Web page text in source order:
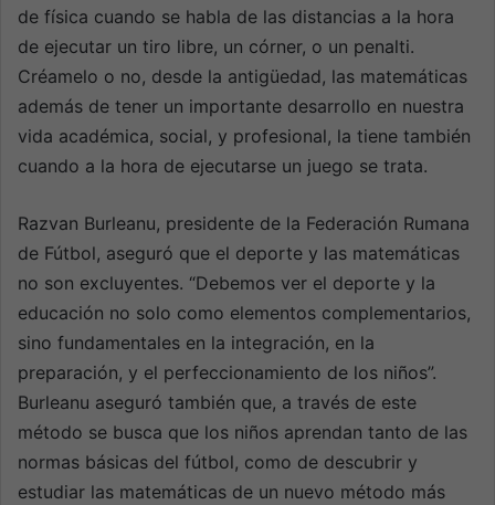
de física cuando se habla de las distancias a la hora
de ejecutar un tiro libre, un córner, o un penalti.
Créamelo o no, desde la antigüedad, las matemáticas
además de tener un importante desarrollo en nuestra
vida académica, social, y profesional, la tiene también
cuando a la hora de ejecutarse un juego se trata.
Razvan Burleanu, presidente de la Federación Rumana
de Fútbol, aseguró que el deporte y las matemáticas
no son excluyentes. “Debemos ver el deporte y la
educación no solo como elementos complementarios,
sino fundamentales en la integración, en la
preparación, y el perfeccionamiento de los niños”.
Burleanu aseguró también que, a través de este
método se busca que los niños aprendan tanto de las
normas básicas del fútbol, como de descubrir y
estudiar las matemáticas de un nuevo método más